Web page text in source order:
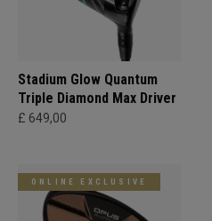
Stadium Glow Quantum
Triple Diamond Max Driver
£ 649,00
ONLINE EXCLUSIVE